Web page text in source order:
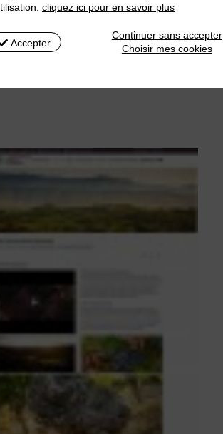
Montpeyroux, Saint-Saturnin et
naissant pour les vins
cliquez ici pour en savoir plus
Accepter Choisir mes cookies
Continuer sans accepter